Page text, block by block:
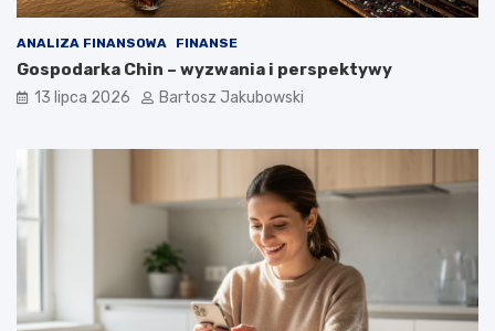
ANALIZA FINANSOWA FINANSE
Gospodarka Chin – wyzwania i perspektywy
13 lipca 2026 Bartosz Jakubowski